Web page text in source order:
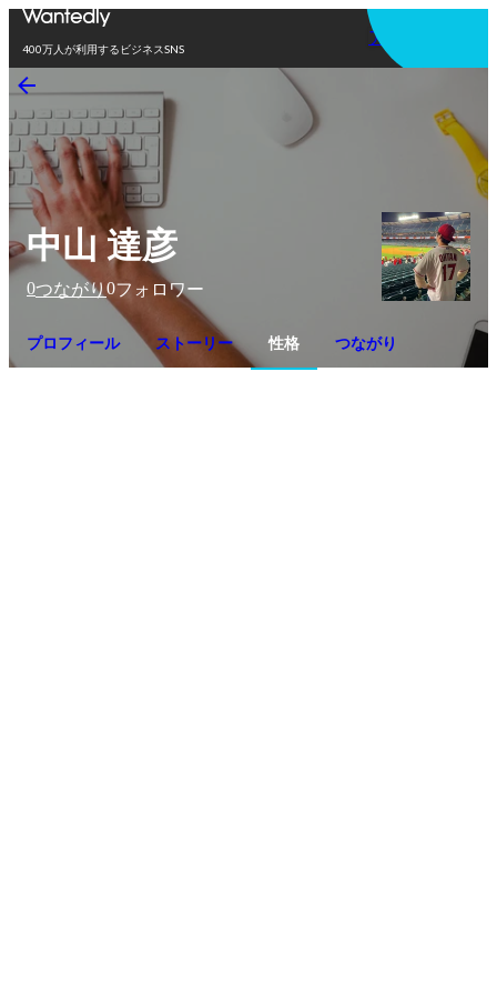
400万人が利用するビジネスSNS
アプリを使う
中山 達彦
0つながり0フォロワー
プロフィール ストーリー 性格 つながり